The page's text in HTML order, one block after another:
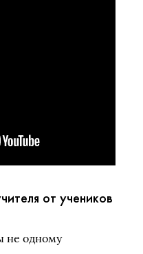
от учеников
не одному